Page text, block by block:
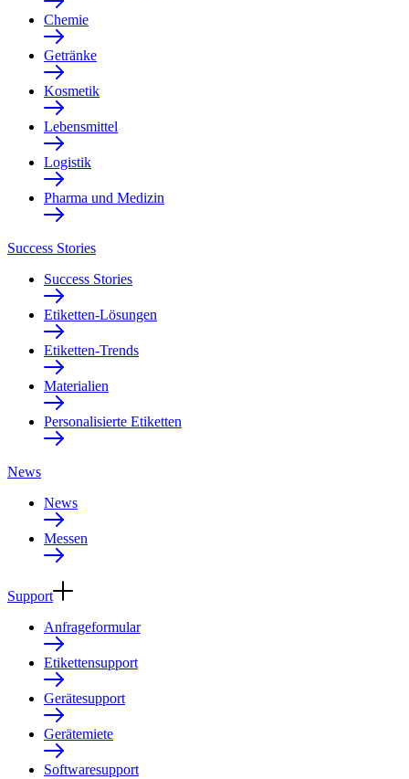
Chemie
Getränke
Kosmetik
Lebensmittel
Logistik
Pharma und Medizin
Success Stories
Success Stories
Etiketten-Lösungen
Etiketten-Trends
Materialien
Personalisierte Etiketten
News
News
Messen
Support
Anfrageformular
Etikettensupport
Gerätesupport
Gerätemiete
Softwaresupport